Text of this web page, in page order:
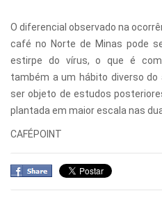
O diferencial observado na
café no Norte de Minas pode
estirpe do vírus, o que é
também a um hábito diverso
ser objeto de estudos
plantada em maior escala nas
CAFÉPOINT